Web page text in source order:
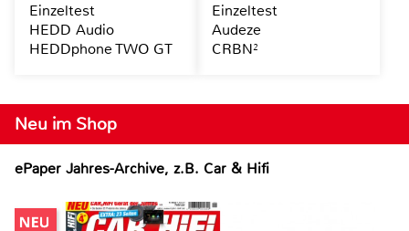
Neu im Shop
ePaper Jahres-Archive, z.B. Car & Hifi
Einzeltest
HEDD Audio
HEDDphone TWO GT
Einzeltest
Audeze
CRBN²